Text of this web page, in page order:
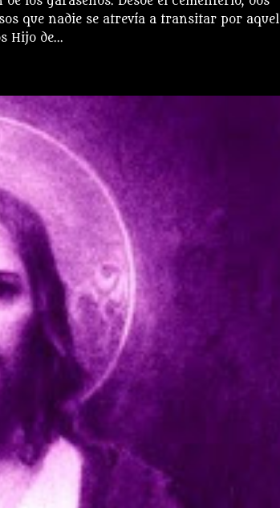
que nadie se atrevía a transitar por aquel
Hijo de...